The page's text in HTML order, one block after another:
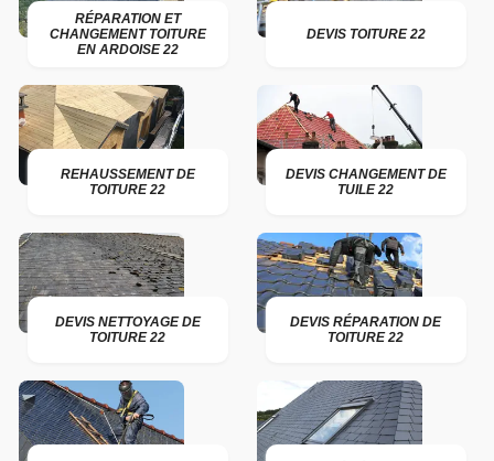
RÉPARATION ET
CHANGEMENT TOITURE
EN ARDOISE 22
DEVIS TOITURE 22
REHAUSSEMENT DE
TOITURE 22
DEVIS CHANGEMENT DE
TUILE 22
DEVIS NETTOYAGE DE
TOITURE 22
DEVIS RÉPARATION DE
TOITURE 22